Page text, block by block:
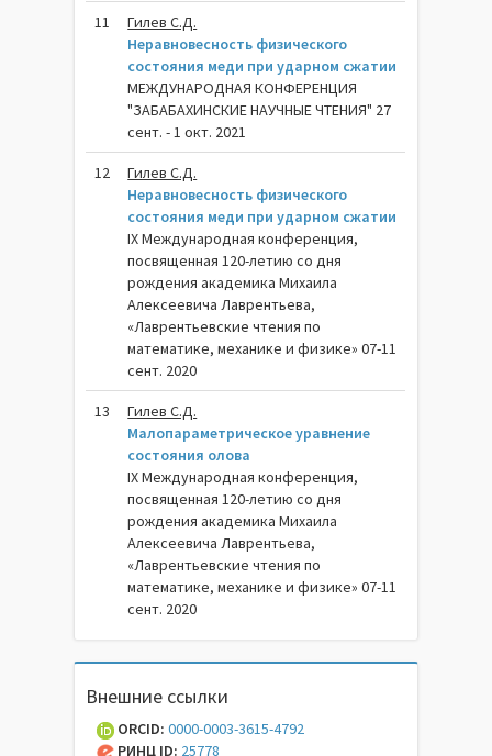
11
Гилев С.Д.
Неравновесность физического
состояния меди при ударном сжатии
МЕЖДУНАРОДНАЯ КОНФЕРЕНЦИЯ
"ЗАБАБАХИНСКИЕ НАУЧНЫЕ ЧТЕНИЯ" 27
сент. - 1 окт. 2021
12
Гилев С.Д.
Неравновесность физического
состояния меди при ударном сжатии
IX Международная конференция,
посвященная 120-летию со дня
рождения академика Михаила
Алексеевича Лаврентьева,
«Лаврентьевские чтения по
математике, механике и физике» 07-11
сент. 2020
13
Гилев С.Д.
Малопараметрическое уравнение
состояния олова
IX Международная конференция,
посвященная 120-летию со дня
рождения академика Михаила
Алексеевича Лаврентьева,
«Лаврентьевские чтения по
математике, механике и физике» 07-11
сент. 2020
Внешние ссылки
ORCID:0000-0003-3615-4792
РИНЦ ID: 25778